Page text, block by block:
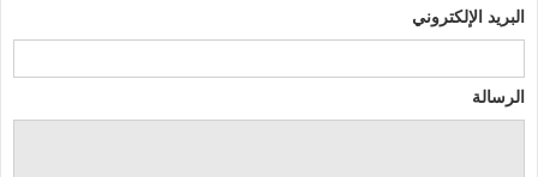
البريد الإلكتروني
الرسالة